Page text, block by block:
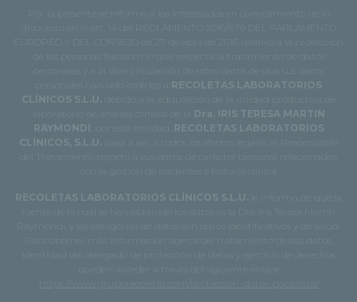
Por la presente se informa a los interesados en cumplimiento de lo
dispuesto en el art. 14 del REGLAMENTO 2016/679 DEL PARLAMENTO
EUROPEO Y DEL CONSEJO de 27 de abril de 2016 relativo a la protección
de las personas físicas en lo que respecta al tratamiento de datos
personales y a la libre circulación de estos datos de que sus datos
RECOLETAS LABORATORIOS
CLÍNICOS S.L.U.
debido a la adquisición de la unidad productiva de
laboratorio de análisis clínicos de la Dra. IRIS TERESA MARTIN
RAYMONDI , por esta entidad. RECOLETAS LABORATORIOS
CLÍNICOS, S.L.U.
pasa a ser, a todos los efectos legales, el Responsable
del Tratamiento respeto a sus datos de carácter personal relacionados
con la gestión de pacientes e historia clínica.
RECOLETAS LABORATORIOS CLÍNICOS S.L.U.
le informa de que la
fuente de la cual se han obtenido los datos es la Dra. Iris Teresa Martín
Raymondi, y las categorías de datos son datos identificativos y de salud.
Para obtener más información acerca del tratamiento de sus datos,
identidad del delegado de protección de datos y ejercicio de derechos
pueden acceder a través del siguiente enlace
https://www.gruporecoletas.com/proteccion-datos-pacientes/